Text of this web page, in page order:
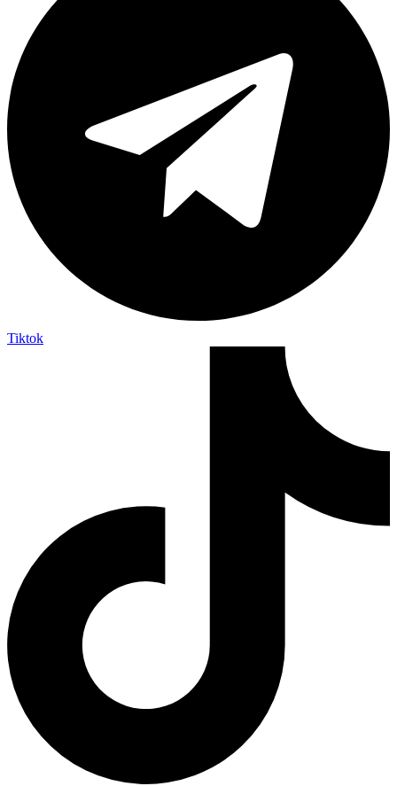
Tiktok